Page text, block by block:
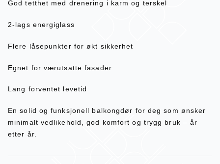
God tetthet med drenering i karm og terskel
2-lags energiglass
Flere låsepunkter for økt sikkerhet
Egnet for værutsatte fasader
Lang forventet levetid
En solid og funksjonell balkongdør for deg som ønsker
minimalt vedlikehold, god komfort og trygg bruk – år
etter år.